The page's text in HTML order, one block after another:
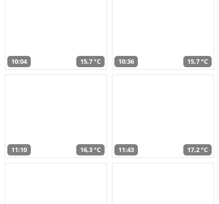
10:04 15,7 °C 10:36 15,7 °C
11:10 16,3 °C 11:43 17,2 °C